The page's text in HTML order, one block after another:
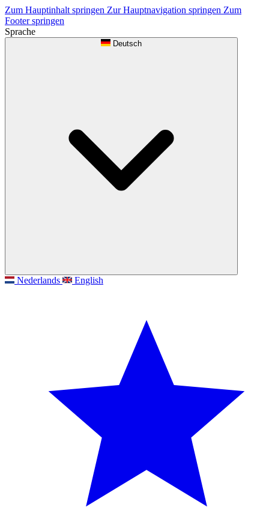
Zum Hauptinhalt springen Zur Hauptnavigation springen Zum
Footer springen
Sprache
Deutsch
Nederlands English